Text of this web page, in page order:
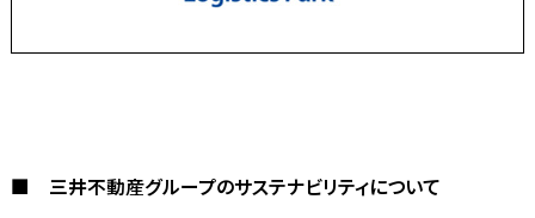
■ 三井不動産グループのサステナビリティについて